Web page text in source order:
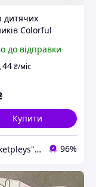
дитячих
Colorful
см
Рушники
до відправки
44₴/міс
Купити
"Marketpleys" - перетворюйте свої бажання на реальність на нашому маркетплейсі! 96%